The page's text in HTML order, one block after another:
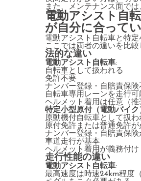
また、メンテナンス面で
電動アシスト自
が自分に合って
電動アシスト自転車と特
ここでは両者の違いを比
法的な違い
電動アシスト自転車:
自転車として扱われる
免許不要
ナンバー登録・自賠責保険
自転車専用レーンを走行可
ヘルメット着用は任意（推
特定小型原付（電動バイク
原動機付自転車として扱わ
原付免許または普通免許が
ナンバー登録・自賠責保険
車道走行が基本
ヘルメット着用が義務付け
走行性能の違い
電動アシスト自転車:
最高速度は時速24km程度